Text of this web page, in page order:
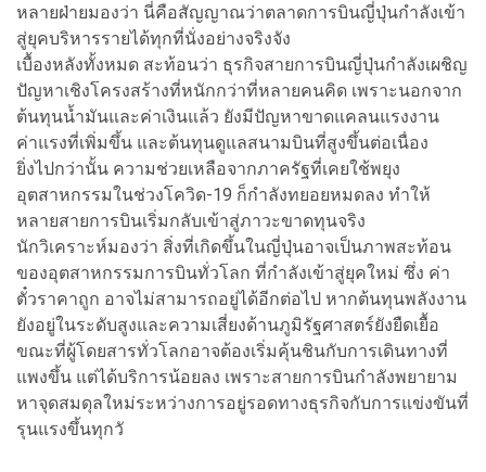
หลายฝ่ายมองว่า นี่คือสัญญาณว่าตลาดการบินญี่ปุ่นกำลังเข้า
สู่ยุคบริหารรายได้ทุกที่นั่งอย่างจริงจัง
เบื้องหลังทั้งหมด สะท้อนว่า ธุรกิจสายการบินญี่ปุ่นกำลังเผชิญ
ปัญหาเชิงโครงสร้างที่หนักกว่าที่หลายคนคิด เพราะนอกจาก
ต้นทุนน้ำมันและค่าเงินแล้ว ยังมีปัญหาขาดแคลนแรงงาน
ค่าแรงที่เพิ่มขึ้น และต้นทุนดูแลสนามบินที่สูงขึ้นต่อเนื่อง
ยิ่งไปกว่านั้น ความช่วยเหลือจากภาครัฐที่เคยใช้พยุง
อุตสาหกรรมในช่วงโควิด-19 ก็กำลังทยอยหมดลง ทำให้
หลายสายการบินเริ่มกลับเข้าสู่ภาวะขาดทุนจริง
นักวิเคราะห์มองว่า สิ่งที่เกิดขึ้นในญี่ปุ่นอาจเป็นภาพสะท้อน
ของอุตสาหกรรมการบินทั่วโลก ที่กำลังเข้าสู่ยุคใหม่ ซึ่ง ค่า
ตั๋วราคาถูก อาจไม่สามารถอยู่ได้อีกต่อไป หากต้นทุนพลังงาน
ยังอยู่ในระดับสูงและความเสี่ยงด้านภูมิรัฐศาสตร์ยังยืดเยื้อ
ขณะที่ผู้โดยสารทั่วโลกอาจต้องเริ่มคุ้นชินกับการเดินทางที่
แพงขึ้น แต่ได้บริการน้อยลง เพราะสายการบินกำลังพยายาม
หาจุดสมดุลใหม่ระหว่างการอยู่รอดทางธุรกิจกับการแข่งขันที่
รุนแรงขึ้นทุกวั